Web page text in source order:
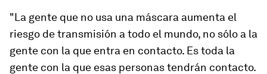
"La gente que no usa una máscara aumenta el
riesgo de transmisión a todo el mundo, no sólo a la
gente con la que entra en contacto. Es toda la
gente con la que esas personas tendrán contacto.